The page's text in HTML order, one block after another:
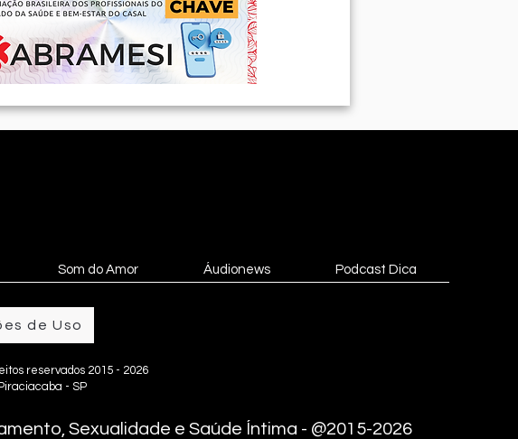
Som do Amor Áudionews Podcast Dica
de Uso
reservados 2015 - 2026
- SP
Sexualidade e Saúde Íntima - @2015-2026